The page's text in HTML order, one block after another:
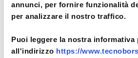
annunci, per fornire funzionalità
per analizzare il nostro traffico.
Puoi leggere la nostra informativa
all'indirizzo https://
Atti di accertamento delle
Modulo per la
condotte illecite